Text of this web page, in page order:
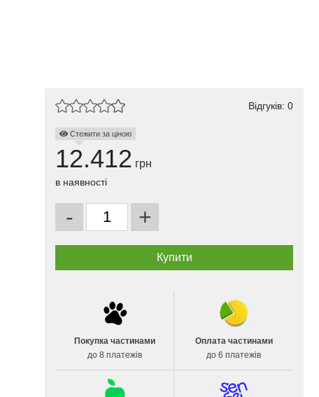
Відгуків: 0
Стежити за ціною
12.412 грн
в наявності
- +
Покупка частинами
до 8 платежів
Оплата частинами
до 6 платежів